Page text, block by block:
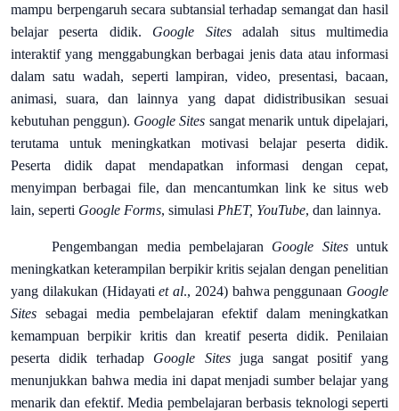
mampu berpengaruh secara subtansial terhadap semangat dan hasil
belajar peserta didik. Google Sitesadalah situs multimedia
interaktif yang menggabungkan berbagai jenis data atau informasi
dalam satu wadah, seperti lampiran, video, presentasi, bacaan,
animasi, suara, dan lainnya yang dapat didistribusikan sesuai
kebutuhan penggun). Google Sites sangat menarik untuk dipelajari,
terutama untuk meningkatkan motivasi belajar peserta didik.
Peserta didik dapat mendapatkan informasi dengan cepat,
menyimpan berbagai file, dan mencantumkan link ke situs web
lain, seperti Google Forms, simulasi PhET, YouTube, dan lainnya.
Pengembangan media pembelajaran Google Sitesuntuk
meningkatkan keterampilan berpikir kritis sejalan dengan penelitian
yang dilakukan (Hidayatiet al., 2024) bahwa penggunaan Google
Sites sebagai media pembelajaran efektif dalam meningkatkan
kemampuan berpikir kritis dan kreatif peserta didik. Penilaian
peserta didik terhadap Google Sites juga sangat positif yang
menunjukkan bahwa media ini dapat menjadi sumber belajar yang
menarik dan efektif. Media pembelajaran berbasis teknologi seperti